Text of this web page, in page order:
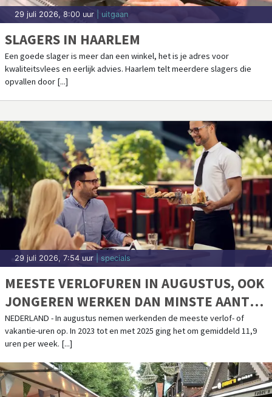
29 juli 2026, 8:00 uur | uitgaan
SLAGERS IN HAARLEM
Een goede slager is meer dan een winkel, het is je adres voor
kwaliteitsvlees en eerlijk advies. Haarlem telt meerdere slagers die
opvallen door [...]
29 juli 2026, 7:54 uur | specials
MEESTE VERLOFUREN IN AUGUSTUS, OOK
JONGEREN WERKEN DAN MINSTE AANTAL
UREN
NEDERLAND - In augustus nemen werkenden de meeste verlof- of
vakantie-uren op. In 2023 tot en met 2025 ging het om gemiddeld 11,9
uren per week. [...]